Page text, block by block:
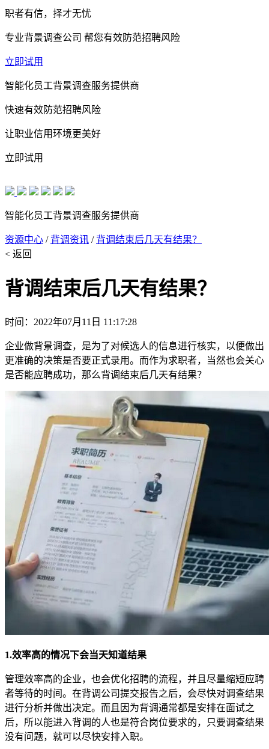
职者有信，择才无忧
专业背景调查公司 帮您有效防范招聘风险
立即试用
智能化员工背景调查服务提供商
快速有效防范招聘风险
让职业信用环境更美好
立即试用
智能化员工背景调查服务提供商
资源中心 / 背调资讯 / 背调结束后几天有结果？
< 返回
背调结束后几天有结果？
时间：2022年07月11日 11:17:28
企业做背景调查，是为了对候选人的信息进行核实，以便做出
更准确的决策是否要正式录用。而作为求职者，当然也会关心
是否能应聘成功，那么背调结束后几天有结果？
1.效率高的情况下会当天知道结果
管理效率高的企业，也会优化招聘的流程，并且尽量缩短应聘
者等待的时间。在背调公司提交报告之后，会尽快对调查结果
进行分析并做出决定。而且因为背调通常都是安排在面试之
后，所以能进入背调的人也是符合岗位要求的，只要调查结果
没有问题，就可以尽快安排入职。